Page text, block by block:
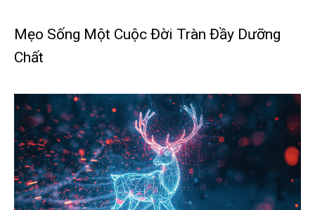
Mẹo Sống Một Cuộc Đời Tràn Đầy Dưỡng
Chất